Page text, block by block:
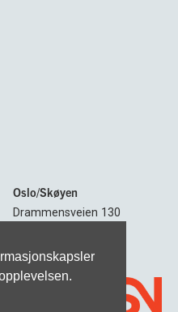
Oslo/Skøyen
Drammensveien 130